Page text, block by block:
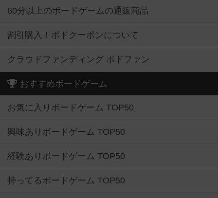
60分以上のボードゲームの通販商品
割引購入！ボドクーポンについて
クラウドファンディング ボドファン
おすすめボードゲーム
お気に入りボードゲーム TOP50
興味ありボードゲーム TOP50
経験ありボードゲーム TOP50
持ってるボードゲーム TOP50